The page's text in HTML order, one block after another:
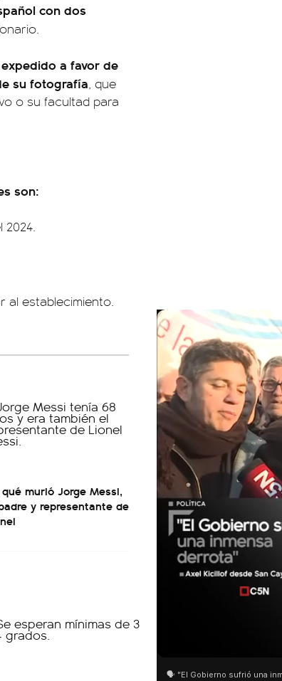
con dos
a favor de
su fotografía, que
o su facultad para
son:
al establecimiento.
qué murió Jorge Messi,
y representante de
🗣️ "El Gobierno sufrió una